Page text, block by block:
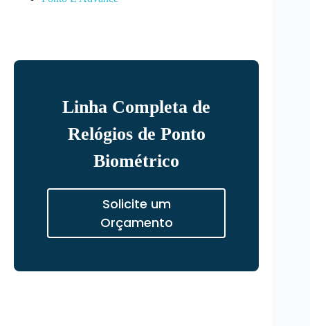
Linha Completa de
Relógios de Ponto
Biométrico
Solicite um
Orçamento